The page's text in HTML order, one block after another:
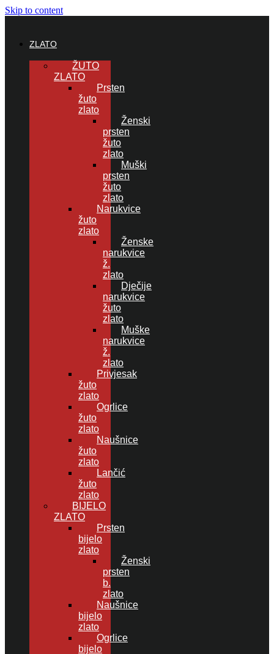
Skip to content
ZLATO
ŽUTO
ZLATO
Prsten
žuto
zlato
Ženski
prsten
žuto
zlato
Muški
prsten
žuto
zlato
Narukvice
žuto
zlato
Ženske
narukvice
ž.
zlato
Dječije
narukvice
žuto
zlato
Muške
narukvice
ž.
zlato
Privjesak
žuto
zlato
Ogrlice
žuto
zlato
Naušnice
žuto
zlato
Lančić
žuto
zlato
BIJELO
ZLATO
Prsten
bijelo
zlato
Ženski
prsten
b.
zlato
Naušnice
bijelo
zlato
Ogrlice
bijelo